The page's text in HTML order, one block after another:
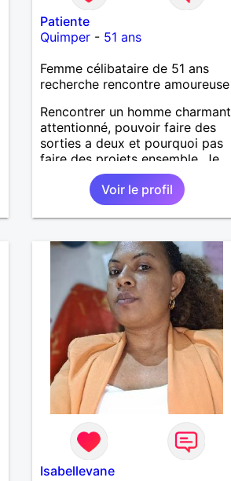
Patiente
Quimper- 51 ans
Femme célibataire de 51 ans
recherche rencontre amoureuse
Rencontrer un homme charmant
attentionné, pouvoir faire des
sorties a deux et pourquoi pas
faire des projets ensemble. Je
fait un peu de fitness, balade,
shoping et autre.Voir le profil
Isabellevane